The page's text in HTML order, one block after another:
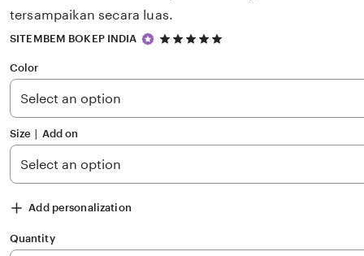
tersampaikan secara luas.
SITEMBEM BOKEP INDIA
5
5
Color
Size ∣ Add on
Add personalization
Quantity